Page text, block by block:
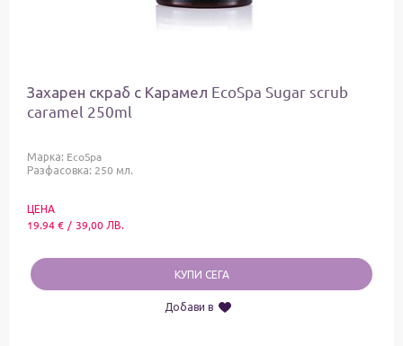
Захарен скраб с Карамел EcoSpa Sugar scrub
caramel 250ml
Марка: EcoSpa
Разфасовка: 250 мл.
ЦЕНА
19.94€ / 39,00 ЛВ.
КУПИ СЕГА
Добави в